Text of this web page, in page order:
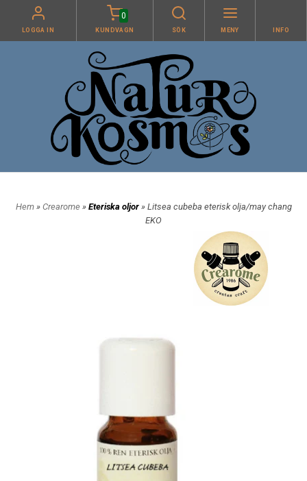
LOGGA IN
0
KUNDVAGN SÖK MENY INFO
Hem» Crearome » Eteriska oljor » Litsea cubeba eterisk olja/may chang
EKO